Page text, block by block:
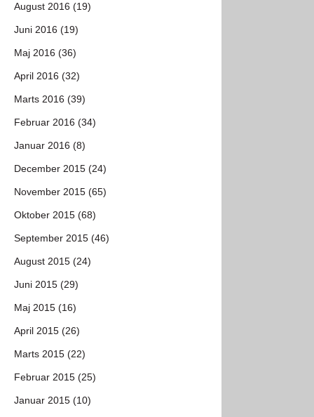
August 2016 (19)
Juni 2016 (19)
Maj 2016 (36)
April 2016 (32)
Marts 2016 (39)
Februar 2016 (34)
Januar 2016 (8)
December 2015 (24)
November 2015 (65)
Oktober 2015 (68)
September 2015 (46)
August 2015 (24)
Juni 2015 (29)
Maj 2015 (16)
April 2015 (26)
Marts 2015 (22)
Februar 2015 (25)
Januar 2015 (10)